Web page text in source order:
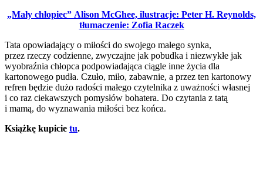
„Mały chłopiec” Alison McGhee, ilustracje: Peter H. Reynolds,
tłumaczenie: Zofia Raczek
Tata opowiadający o miłości do swojego małego synka,
przez rzeczy codzienne, zwyczajne jak pobudka i niezwykłe jak
wyobraźnia chłopca podpowiadająca ciągle inne życia dla
kartonowego pudła. Czuło, miło, zabawnie, a przez ten kartonowy
refren będzie dużo radości małego czytelnika z uważności własnej
i co raz ciekawszych pomysłów bohatera. Do czytania z tatą
i mamą, do wyznawania miłości bez końca.
Książkę kupicie tu.